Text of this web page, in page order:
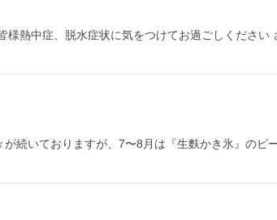
様熱中症、脱水症状に気をつけてお過ごしください
続いておりますが、7〜8月は『生麩かき氷』のピ